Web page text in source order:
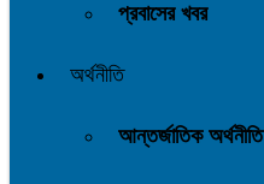
প্রবাসের খবর
অর্থনীতি
আন্তর্জাতিক অর্থনীতি